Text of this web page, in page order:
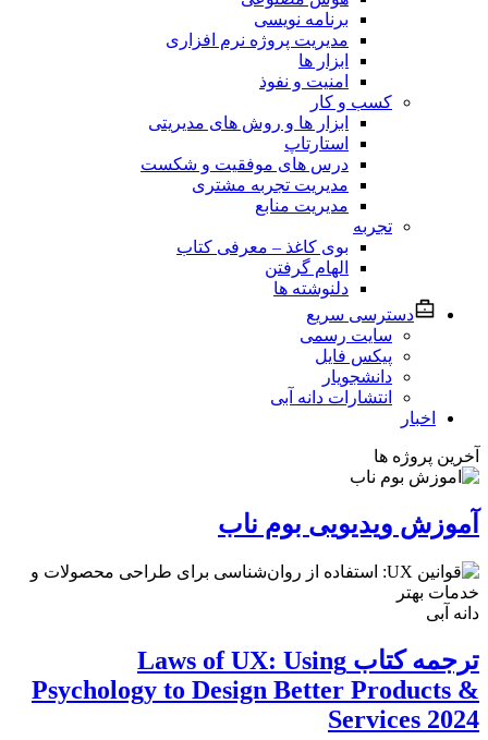
برنامه نویسی
مدیریت پروژه نرم افزاری
ابزار ها
امنیت و نفوذ
کسب و کار
ابزار ها و روش های مدیریتی
استارتاپ
درس های موفقیت و شکست
مدیریت تجربه مشتری
مدیریت منابع
تجربه
بوی کاغذ – معرفی کتاب
الهام گرفتن
دلنوشته ها
دسترسی سریع
سایت رسمی
پیکس فایل
دانشجویار
انتشارات دانه آبی
اخبار
آخرین پروژه ها
آموزش ویدیویی بوم ناب
دانه آبی
ترجمه کتاب Laws of UX: Using
Psychology to Design Better Products &
Services 2024